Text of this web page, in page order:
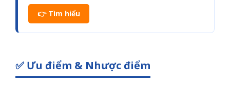
👉 Tìm hiểu
✅ Ưu điểm & Nhược điểm